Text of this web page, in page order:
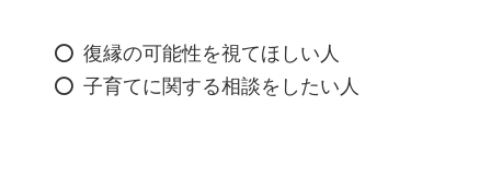
復縁の可能性を視てほしい人
子育てに関する相談をしたい人